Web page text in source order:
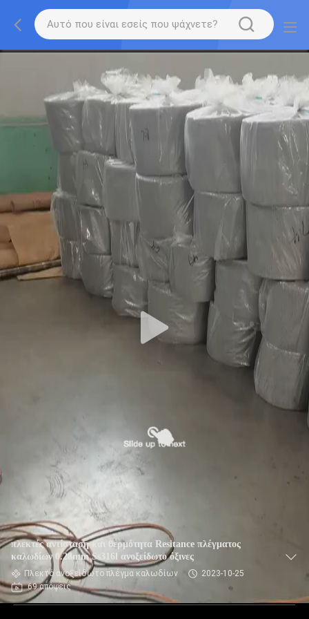
πλεκτές αντίσταση και θερμότητα Resitance πλέγματος
καλωδίων 0.28mm Ss316l ανοξείδωτο όξινες
Πλεκτό ανοξείδωτο πλέγμα καλωδίων
2023-10-25
69 απόψεις